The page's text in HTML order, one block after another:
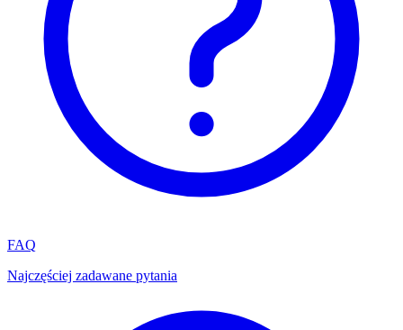
FAQ
Najczęściej zadawane pytania